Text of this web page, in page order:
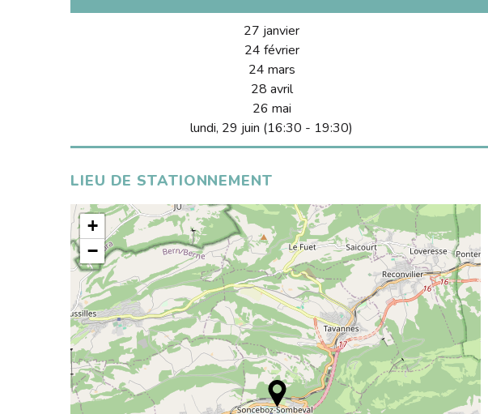
27 janvier
24 février
24 mars
28 avril
26 mai
lundi, 29 juin (16:30 - 19:30)
LIEU DE STATIONNEMENT
+
−